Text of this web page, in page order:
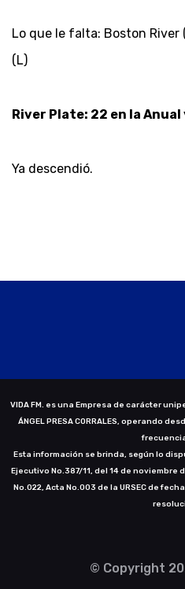
Lo que le falta: Boston River
(L)
River Plate: 22 en la Anual
Ya descendió.
VIDA FM. es una Empresa de carácter
ÁNGEL PRESA CORRALES, operando
Esta información se brinda, según lo
Ejecutivo No.387/11, del 14 de noviembre
No.022, Acta No.003 de la URSEC de
© Copyright